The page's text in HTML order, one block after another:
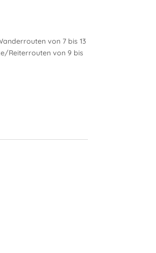
von 7 bis 13
Reiterrouten von 9 bis